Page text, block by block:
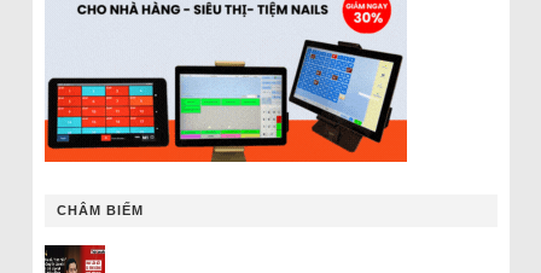
CHÂM BIẾM